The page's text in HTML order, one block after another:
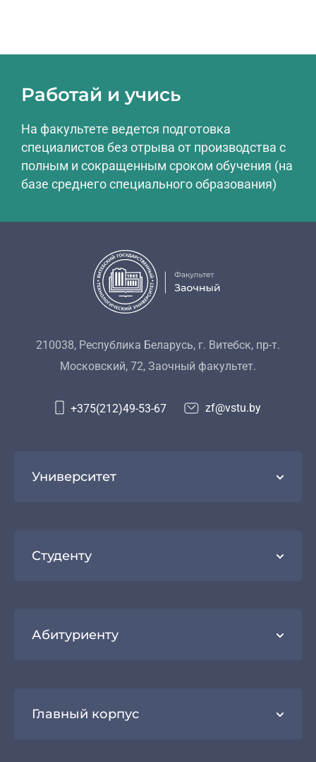
Работай и учись
На факультете ведется подготовка
специалистов без отрыва от производства с
полным и сокращенным сроком обучения (на
базе среднего специального образования)
210038, Республика Беларусь, г. Витебск, пр-т.
Московский, 72, Заочный факультет.
+375(212)49-53-67 zf@vstu.by
Университет
Студенту
Абитуриенту
Главный корпус